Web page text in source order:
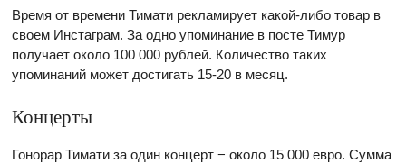
Время от времени Тимати рекламирует какой-либо товар в
своем Инстаграм. За одно упоминание в посте Тимур
получает около 100 000 рублей. Количество таких
упоминаний может достигать 15-20 в месяц.
Концерты
Гонорар Тимати за один концерт − около 15 000 евро. Сумма